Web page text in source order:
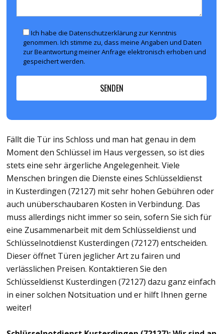
Ich habe die Datenschutzerklärung zur Kenntnis
genommen. Ich stimme zu, dass meine Angaben und Daten
zur Beantwortung meiner Anfrage elektronisch erhoben und
gespeichert werden.
Fällt die Tür ins Schloss und man hat genau in dem
Moment den Schlüssel im Haus vergessen, so ist dies
stets eine sehr ärgerliche Angelegenheit. Viele
Menschen bringen die Dienste eines Schlüsseldienst
in Kusterdingen (72127) mit sehr hohen Gebühren oder
auch unüberschaubaren Kosten in Verbindung. Das
muss allerdings nicht immer so sein, sofern Sie sich für
eine Zusammenarbeit mit dem Schlüsseldienst und
Schlüsselnotdienst Kusterdingen (72127) entscheiden.
Dieser öffnet Türen jeglicher Art zu fairen und
verlässlichen Preisen. Kontaktieren Sie den
Schlüsseldienst Kusterdingen (72127) dazu ganz einfach
in einer solchen Notsituation und er hilft Ihnen gerne
weiter!